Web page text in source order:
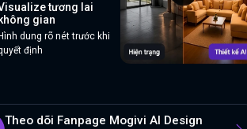
tương lai
không gian
Hình dung rõ nét trước khi
định
Theo dõi Fanpage Mogivi AI Design